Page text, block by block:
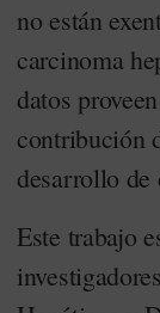
no están
carcinoma
datos
contribución
desarrollo de
Este trabajo